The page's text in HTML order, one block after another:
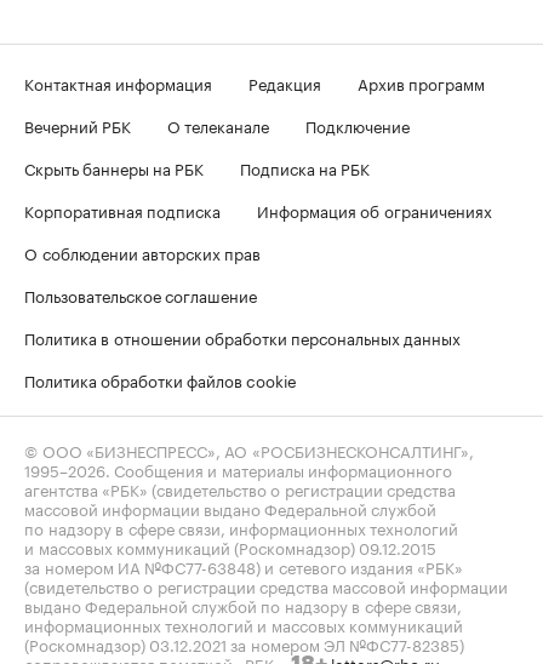
Контактная информация Редакция
Архив программ
Вечерний РБК
О телеканале
Подключение
Скрыть баннеры на РБК
Подписка на РБК
Корпоративная подписка
Информация об ограничениях
О соблюдении авторских прав
Пользовательское соглашение
Политика в отношении обработки персональных данных
Политика обработки файлов cookie
© ООО «БИЗНЕСПРЕСС», АО «РОСБИЗНЕСКОНСАЛТИНГ»,
1995–2026 . Сообщения и материалы информационного
агентства «РБК» (свидетельство о регистрации средства
массовой информации выдано Федеральной службой
по надзору в сфере связи, информационных технологий
и массовых коммуникаций (Роскомнадзор) 09.12.2015
за номером ИА №ФС77-63848) и сетевого издания «РБК»
(свидетельство о регистрации средства массовой информации
выдано Федеральной службой по надзору в сфере связи,
информационных технологий и массовых коммуникаций
(Роскомнадзор) 03.12.2021 за номером ЭЛ №ФС77-82385)